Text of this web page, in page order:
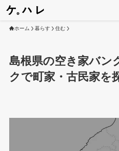
ホーム 暮らす 住む
島根県の空き家バン
クで町家・古民家を